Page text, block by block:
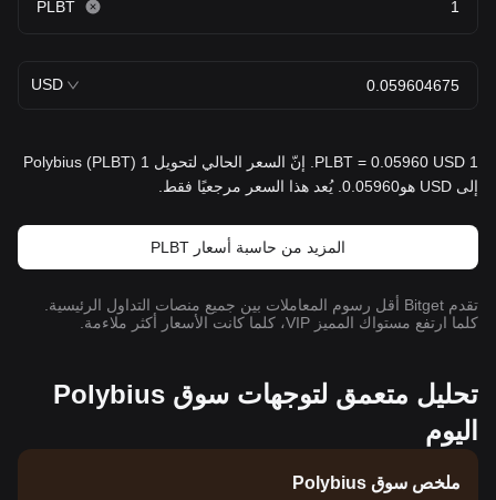
PLBT
USD
1 PLBT = 0.05960 USD. إنّ السعر الحالي لتحويل 1 Polybius (PLBT)
إلى USD هو0.05960. يُعد هذا السعر مرجعيًا فقط.
المزيد من حاسبة أسعار PLBT
تقدم Bitget أقل رسوم المعاملات بين جميع منصات التداول الرئيسية.
كلما ارتفع مستواك المميز VIP، كلما كانت الأسعار أكثر ملاءمة.
تحليل متعمق لتوجهات سوق Polybius
اليوم
ملخص سوق Polybius